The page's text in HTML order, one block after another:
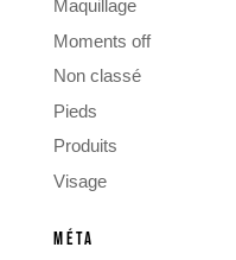
Maquillage
Moments off
Non classé
Pieds
Produits
Visage
MÉTA